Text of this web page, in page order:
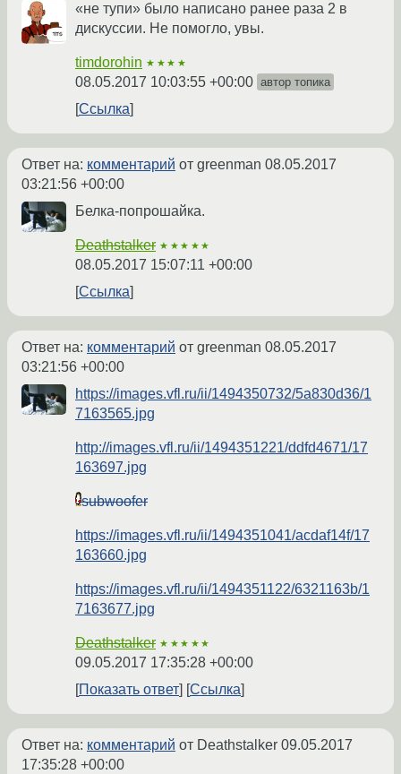
«не тупи» было написано ранее раза 2 в
дискуссии. Не помогло, увы.
timdorohin ★★★★
08.05.2017 10:03:55 +00:00 автор топика
Ссылка
Ответ на: комментарий от greenman 08.05.2017
03:21:56 +00:00
Белка-попрошайка.
Deathstalker ★★★★★
08.05.2017 15:07:11 +00:00
Ссылка
Ответ на: комментарий от greenman 08.05.2017
03:21:56 +00:00
https://images.vfl.ru/ii/1494350732/5a830d36/1
7163565.jpg
http://images.vfl.ru/ii/1494351221/ddfd4671/17
163697.jpg
subwoofer
https://images.vfl.ru/ii/1494351041/acdaf14f/17
163660.jpg
https://images.vfl.ru/ii/1494351122/6321163b/1
7163677.jpg
Deathstalker ★★★★★
09.05.2017 17:35:28 +00:00
Показать ответ
Ссылка
Ответ на: комментарий от Deathstalker 09.05.2017
17:35:28 +00:00